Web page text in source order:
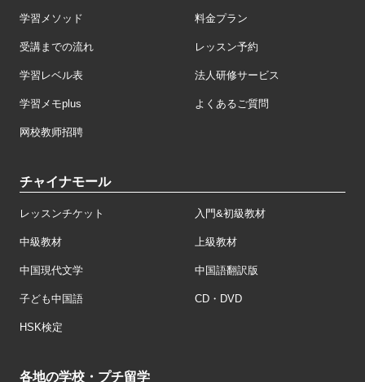
学習メソッド 料金プラン
受講までの流れ レッスン予約
学習レベル表 法人研修サービス
学習メモplus よくあるご質問
网校教师招聘
チャイナモール
レッスンチケット 入門&初級教材
中級教材 上級教材
中国現代文学 中国語翻訳版
子ども中国語 CD・DVD
HSK検定
各地の学校・プチ留学